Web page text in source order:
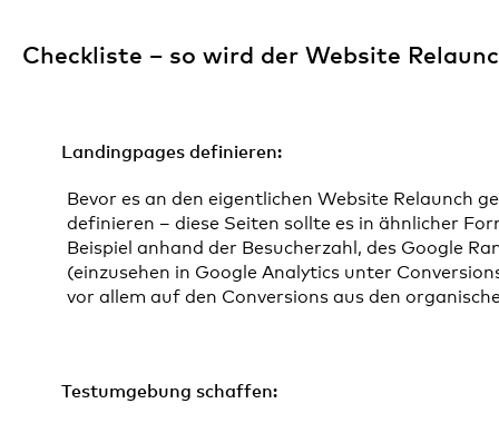
Checkliste – so wird der Website
Landingpages definieren:
Bevor es an den eigentlichen Website Relaunch
definieren – diese Seiten sollte es in ähnlicher
Beispiel anhand der Besucherzahl, des Google
(einzusehen in Google Analytics unter
vor allem auf den Conversions aus den
Testumgebung schaffen: